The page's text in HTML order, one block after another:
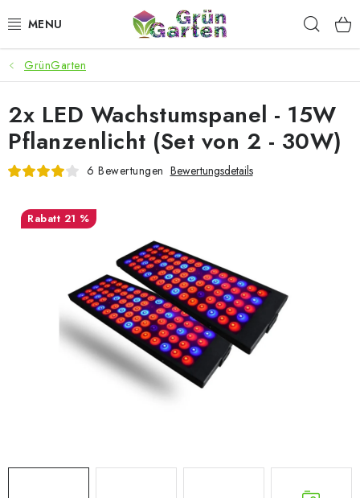
Inhalt
ANGEBOTE
LED PFLANZENLAMPEN
ANBAUBEDARF FÜR DEN HEIMANBAU
SMARTER GARTEN
Geschäftsbewertung Kaufberatung AGB
Blog
Datenschutzerklärung Impressum
GrünGarten
2x LED Wachstumspanel - 15W
Pflanzenlicht (Set von 2 - 30W)
6 Bewertungen Bewertungsdetails
21 %